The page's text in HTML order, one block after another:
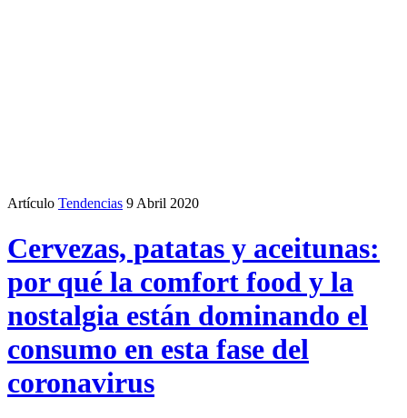
Artículo Tendencias 9 Abril 2020
Cervezas, patatas y aceitunas:
por qué la comfort food y la
nostalgia están dominando el
consumo en esta fase del
coronavirus